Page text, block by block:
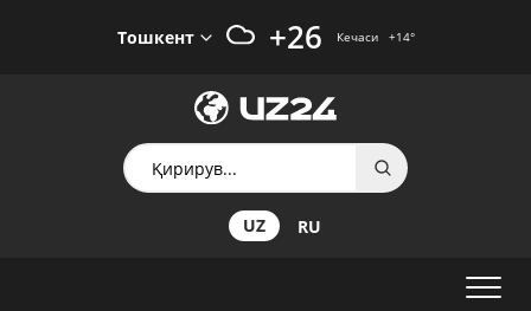
Тошкент +26 Кечаси +14°
UZ RU